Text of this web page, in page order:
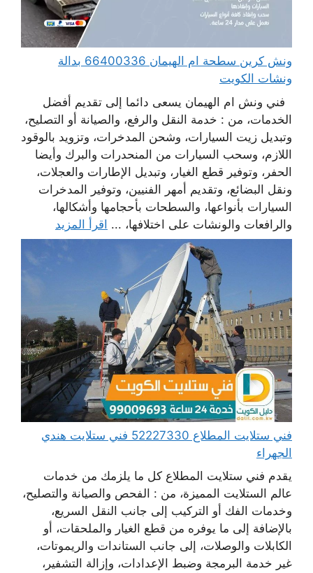
ونش كرين سطحة ام الهيمان 66400336 بدالة
ونشات الكويت
فني ونش ام الهيمان يسعى دائما إلى تقديم أفضل
الخدمات، من : خدمة النقل والرفع، والصيانة أو التصليح،
وتبديل زيت السيارات، وشحن المدخرات، وتزويد بالوقود
اللازم، وسحب السيارات من المنحدرات والبرك وأيضا
الحفر، وتوفير قطع الغيار، وتبديل الإطارات والعجلات،
ونقل البضائع، وتقديم أمهر الفنيين، وتوفير المدخرات
السيارات بأنواعها، والسطحات بأحجامها وأشكالها،
والرافعات والونشات على اختلافها، ... اقرأ المزيد
فني ستلايت المطلاع 52227330 فني ستلايت هندي
الجهراء
يقدم فني ستلايت المطلاع كل ما يلزمك من خدمات
عالم الستلايت المميزة، من : الفحص والصيانة والتصليح،
وخدمات الفك أو التركيب إلى جانب النقل السريع،
بالإضافة إلى ما يوفره من قطع الغيار والملحقات، أو
الكابلات والوصلات، إلى جانب الستاندات والريموتات،
غير خدمة البرمجة وضبط الإعدادات، وإزالة التشفير،